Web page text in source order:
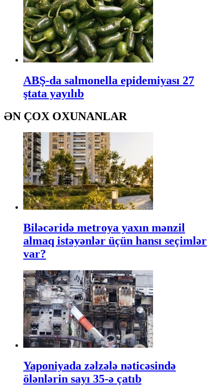
ABŞ-da salmonella epidemiyası 27
ştata yayılıb
ƏN ÇOX OXUNANLAR
Biləcəridə metroya yaxın mənzil
almaq istəyənlər üçün hansı seçimlər
var?
Yaponiyada zəlzələ nəticəsində
ölənlərin sayı 35-ə çatıb